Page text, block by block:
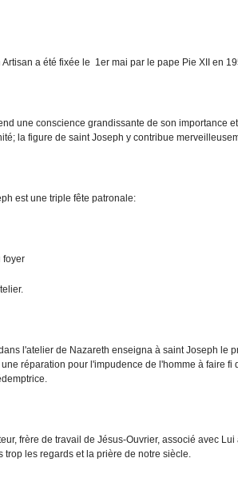
Artisan a été fixée le 1er mai par le pape Pie XII en
une conscience grandissante de son importance
la figure de saint Joseph y contribue
est une triple fête patronale:
foyer
l'atelier de Nazareth enseigna à saint Joseph le
réparation pour l'impudence de l'homme à faire fi
frère de travail de Jésus-Ouvrier, associé avec
trop les regards et la prière de notre siècle.